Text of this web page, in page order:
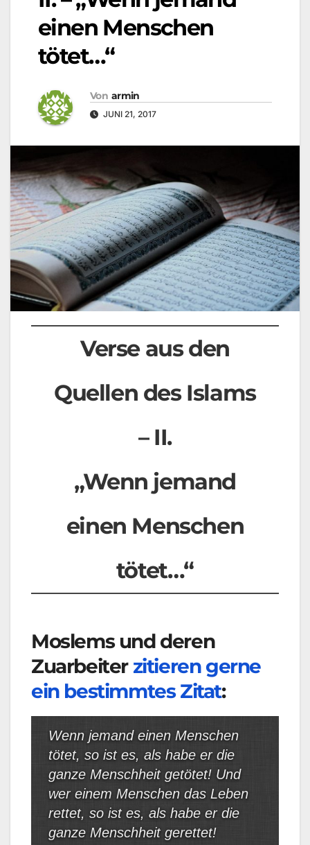
einen Menschen
tötet…“
Von armin
JUNI 21, 2017
Verse aus den
Quellen des Islams
– II.
„Wenn jemand
einen Menschen
tötet…“
Moslems und deren
Zuarbeiter zitieren gerne
ein bestimmtes Zitat:
Wenn jemand einen Menschen
tötet, so ist es, als habe er die
ganze Menschheit getötet! Und
wer einem Menschen das Leben
rettet, so ist es, als habe er die
ganze Menschheit gerettet!